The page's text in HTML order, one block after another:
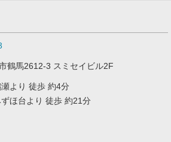
鶴馬2612-3 スミセイビル2F
より 徒歩 約4分
ほ台より 徒歩 約21分